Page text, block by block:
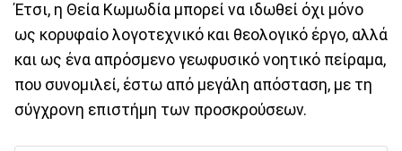
Έτσι, η Θεία Κωμωδία μπορεί να ιδωθεί όχι μόνο
ως κορυφαίο λογοτεχνικό και θεολογικό έργο, αλλά
και ως ένα απρόσμενο γεωφυσικό νοητικό πείραμα,
που συνομιλεί, έστω από μεγάλη απόσταση, με τη
σύγχρονη επιστήμη των προσκρούσεων.